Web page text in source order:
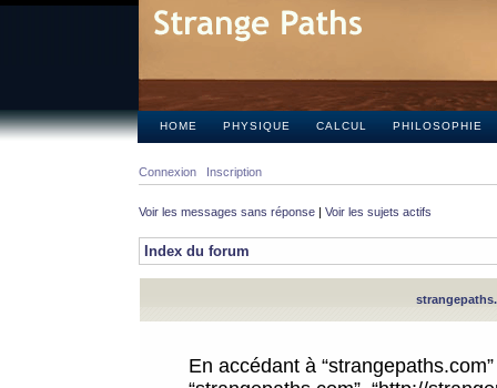
HOME PHYSIQUE CALCUL PHILOSOPHIE
Connexion Inscription
Voir les messages sans réponse | Voir les sujets actifs
Index du forum
En accédant à